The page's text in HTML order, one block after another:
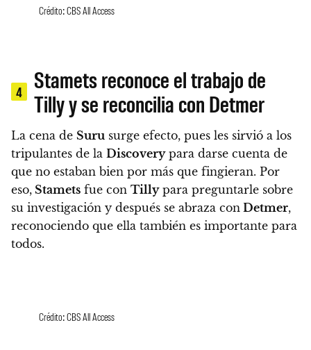
Crédito: CBS All Access
4
Stamets reconoce el trabajo de
Tilly y se reconcilia con Detmer
La cena de Surusurge efecto, pues les sirvió a los
tripulantes de la Discoverypara darse cuenta de
que no estaban bien por más que fingieran. Por
eso, Stamets fue con Tillypara preguntarle sobre
su investigación y después se abraza con Detmer,
reconociendo que ella también es importante para
todos.
Crédito: CBS All Access